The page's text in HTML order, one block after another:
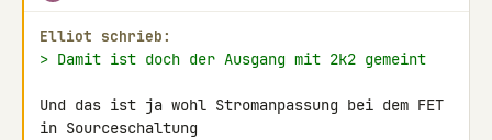
Elliot schrieb:
> Damit ist doch der Ausgang mit 2k2 gemeint
Und das ist ja wohl Stromanpassung bei dem FET
in Sourceschaltung